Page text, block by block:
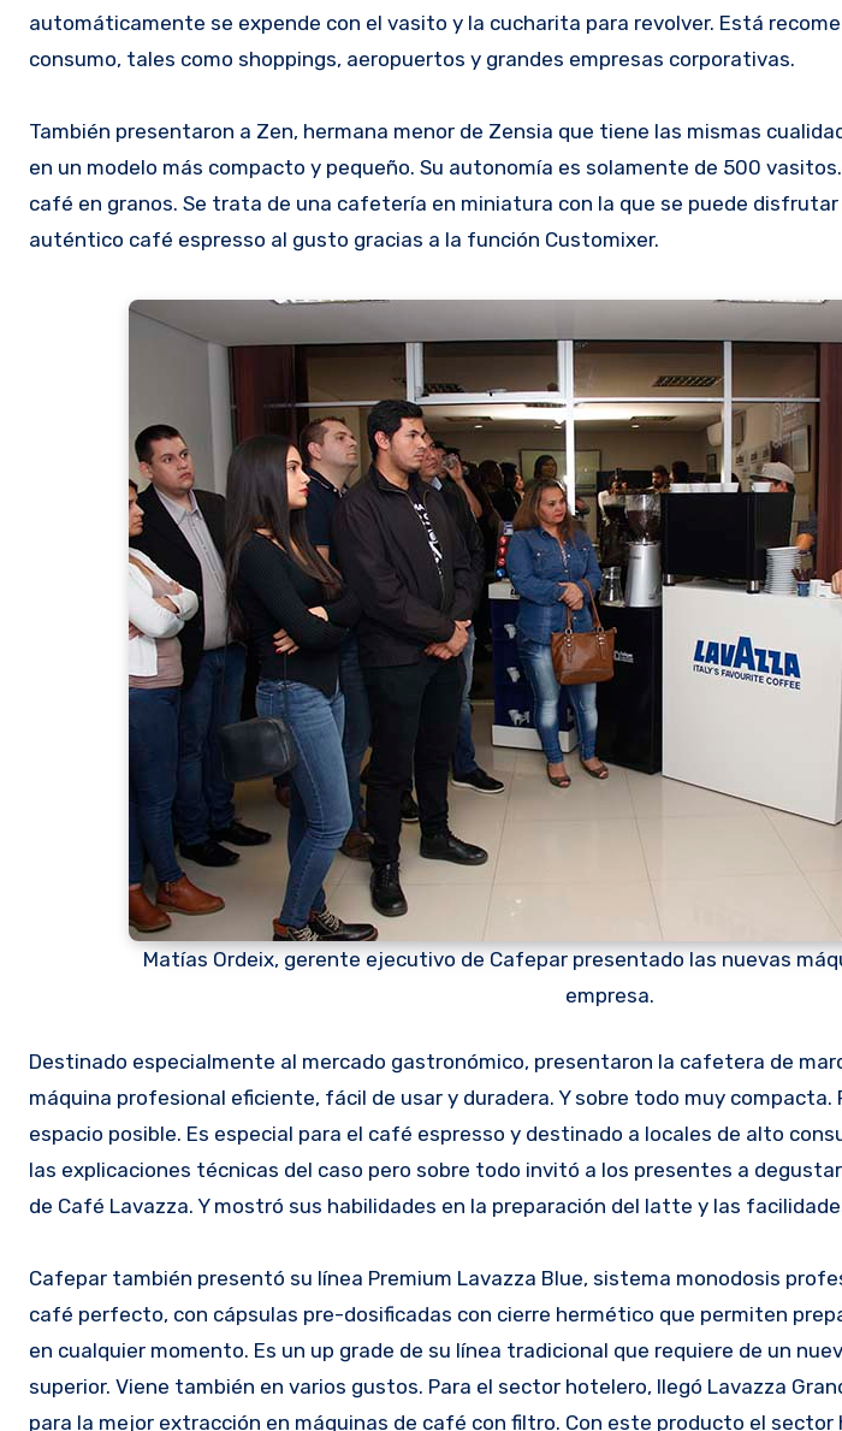
automáticamente se expende con el vasito y la cucharita para revolver. Está
consumo, tales como shoppings, aeropuertos y grandes empresas corporativas.
También presentaron a Zen, hermana menor de Zensia que tiene las mismas
en un modelo más compacto y pequeño. Su autonomía es solamente de 500
café en granos. Se trata de una cafetería en miniatura con la que se puede
auténtico café espresso al gusto gracias a la función Customixer.
Matías Ordeix, gerente ejecutivo de Cafepar presentado las nuevas
empresa.
Destinado especialmente al mercado gastronómico, presentaron la cafetera de
máquina profesional eficiente, fácil de usar y duradera. Y sobre todo muy compacta.
espacio posible. Es especial para el café espresso y destinado a locales de alto
las explicaciones técnicas del caso pero sobre todo invitó a los presentes a
de Café Lavazza. Y mostró sus habilidades en la preparación del latte y las
Cafepar también presentó su línea Premium Lavazza Blue, sistema monodosis
café perfecto, con cápsulas pre-dosificadas con cierre hermético que permiten
en cualquier momento. Es un up grade de su línea tradicional que requiere de un
superior. Viene también en varios gustos. Para el sector hotelero, llegó Lavazza
para la mejor extracción en máquinas de café con filtro. Con este producto el sector